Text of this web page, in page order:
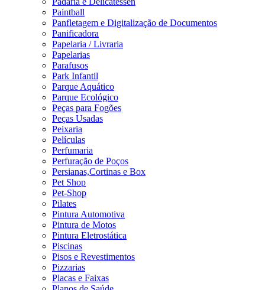
Paintball
Panfletagem e Digitalização de Documentos
Panificadora
Papelaria / Livraria
Papelarias
Parafusos
Park Infantil
Parque Aquático
Parque Ecológico
Peças para Fogões
Peças Usadas
Peixaria
Películas
Perfumaria
Perfuração de Poços
Persianas,Cortinas e Box
Pet Shop
Pet-Shop
Pilates
Pintura Automotiva
Pintura de Motos
Pintura Eletrostática
Piscinas
Pisos e Revestimentos
Pizzarias
Placas e Faixas